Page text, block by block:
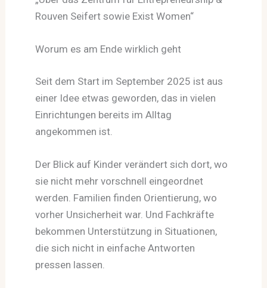
Rouven Seifert sowie Exist Women“
Worum es am Ende wirklich geht
Seit dem Start im September 2025 ist aus
einer Idee etwas geworden, das in vielen
Einrichtungen bereits im Alltag
angekommen ist.
Der Blick auf Kinder verändert sich dort, wo
sie nicht mehr vorschnell eingeordnet
werden. Familien finden Orientierung, wo
vorher Unsicherheit war. Und Fachkräfte
bekommen Unterstützung in Situationen,
die sich nicht in einfache Antworten
pressen lassen.